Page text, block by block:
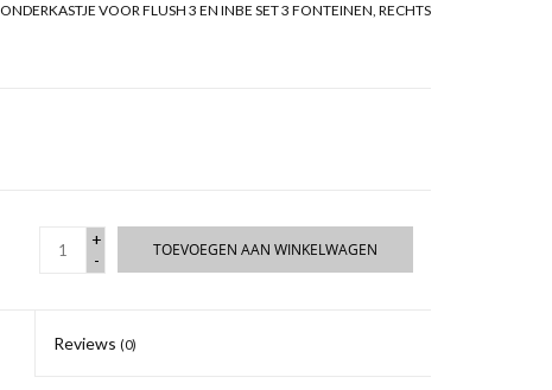
ONDERKASTJE VOOR FLUSH 3 EN INBE SET 3 FONTEINEN, RECHTS
+
-
TOEVOEGEN AAN WINKELWAGEN
Reviews (0)